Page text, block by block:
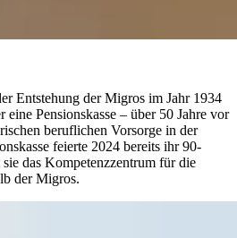
Entstehung der Migros im Jahr 1934
Pensionskasse – über 50 Jahre vor
beruflichen Vorsorge in der
feierte 2024 bereits ihr 90-
das Kompetenzzentrum für die
der Migros.